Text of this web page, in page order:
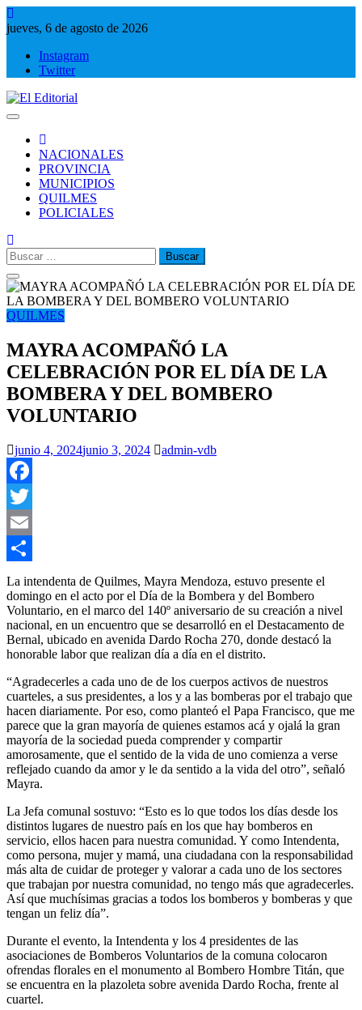
Saltar
al
jueves, 6 de agosto de 2026
Instagram
Twitter
NACIONALES
PROVINCIA
MUNICIPIOS
QUILMES
POLICIALES
Buscar:
QUILMES
MAYRA ACOMPAÑÓ LA
CELEBRACIÓN POR EL DÍA DE LA
BOMBERA Y DEL BOMBERO
VOLUNTARIO
junio 4, 2024junio 3, 2024 admin-vdb
Facebook
Twitter
Email
Compartir
La intendenta de Quilmes, Mayra Mendoza, estuvo presente el
domingo en el acto por el Día de la Bombera y del Bombero
Voluntario, en el marco del 140º aniversario de su creación a nivel
nacional, en un encuentro que se desarrolló en el Destacamento de
Bernal, ubicado en avenida Dardo Rocha 270, donde destacó la
honorable labor que realizan día a día en el distrito.
“Agradecerles a cada uno de de los cuerpos activos de nuestros
cuarteles, a sus presidentes, a los y a las bomberas por el trabajo que
hacen diariamente. Por eso, como planteó el Papa Francisco, que me
parece que la gran mayoría de quienes estamos acá y ojalá la gran
mayoría de la sociedad pueda comprender y compartir
amorosamente, que el sentido de la vida de uno comienza a verse
reflejado cuando da amor y le da sentido a la vida del otro”, señaló
Mayra.
La Jefa comunal sostuvo: “Esto es lo que todos los días desde los
distintos lugares de nuestro país en los que hay bomberos en
servicio, ellos hacen para nuestra comunidad. Y como Intendenta,
como persona, mujer y mamá, una ciudadana con la responsabilidad
más alta de cuidar de proteger y valorar a cada uno de los sectores
que trabajan por nuestra comunidad, no tengo más que agradecerles.
Así que muchísimas gracias a todos los bomberos y bomberas y que
tengan un feliz día”.
Durante el evento, la Intendenta y los 4 presidentes de las
asociaciones de Bomberos Voluntarios de la comuna colocaron
ofrendas florales en el monumento al Bombero Hombre Titán, que
se encuentra en la plazoleta sobre avenida Dardo Rocha, frente al
cuartel.